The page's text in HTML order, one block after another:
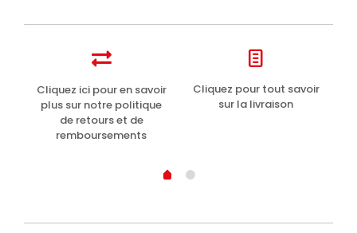
Cliquez ici pour en savoir
plus sur notre politique
de retours et de
remboursements
Cliquez pour tout savoir
sur la livraison